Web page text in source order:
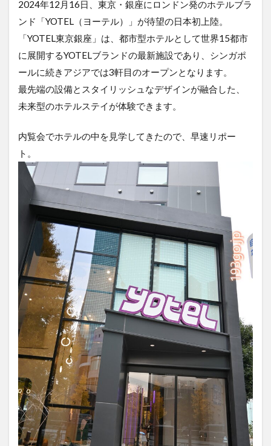
2024年12月16日、東京・銀座にロンドン発のホテルブラ
ンド「YOTEL（ヨーテル）」が待望の日本初上陸。
「YOTEL東京銀座」は、都市型ホテルとして世界15都市
に展開するYOTELブランドの最新施設であり、シンガポ
ールに続きアジアでは3軒目のオープンとなります。
最先端の設備とスタイリッシュなデザインが融合した、
未来型のホテルステイが体験できます。
内覧会でホテルの中を見学してきたので、早速リポー
ト。